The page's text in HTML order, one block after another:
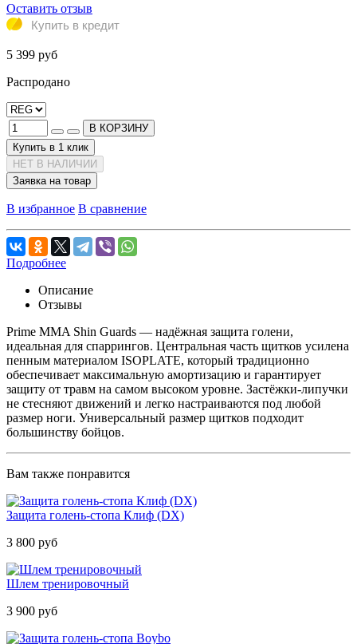
Оставить отзыв
Купить в кредит
5 399 руб
Распродано
В КОРЗИНУ
Купить в 1 клик
НЕТ В НАЛИЧИИ
Заявка на товар
В избранное В сравнение
Подробнее
Описание
Отзывы
Prime MMA Shin Guards — надёжная защита голени,
идеальная для спаррингов. Центральная часть щитков усилена
пенным материалом ISOPLATE, который традиционно
обеспечивает максимальную амортизацию и гарантирует
защиту от травм на самом высоком уровне. Застёжки-липучки
не стесняют движений и легко настраиваются под любой
размер ноги. Универсальный размер щитков подходит
большинству бойцов.
Вам также понравится
Защита голень-стопа Клиф (DX)
3 800 руб
Шлем тренировочный
3 900 руб